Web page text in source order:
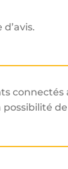
d’avis.
de